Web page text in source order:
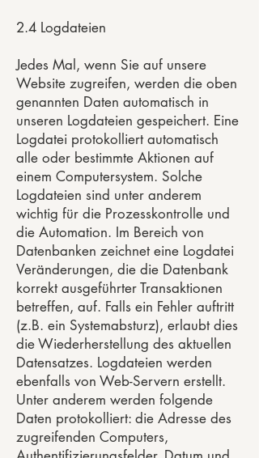
2.4 Logdateien
Jedes Mal, wenn Sie auf unsere
Website zugreifen, werden die oben
genannten Daten automatisch in
unseren Logdateien gespeichert. Eine
Logdatei protokolliert automatisch
alle oder bestimmte Aktionen auf
einem Computersystem. Solche
Logdateien sind unter anderem
wichtig für die Prozesskontrolle und
die Automation. Im Bereich von
Datenbanken zeichnet eine Logdatei
Veränderungen, die die Datenbank
korrekt ausgeführter Transaktionen
betreffen, auf. Falls ein Fehler auftritt
(z.B. ein Systemabsturz), erlaubt dies
die Wiederherstellung des aktuellen
Datensatzes. Logdateien werden
ebenfalls von Web-Servern erstellt.
Unter anderem werden folgende
Daten protokolliert: die Adresse des
zugreifenden Computers,